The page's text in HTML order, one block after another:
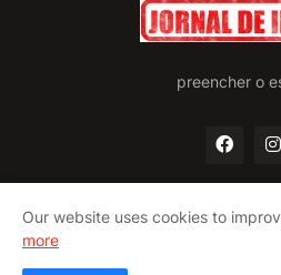
preencher o
Home
Our website uses cookies to
more